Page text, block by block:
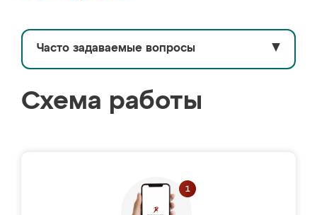
Часто задаваемые вопросы ▼
Схема работы